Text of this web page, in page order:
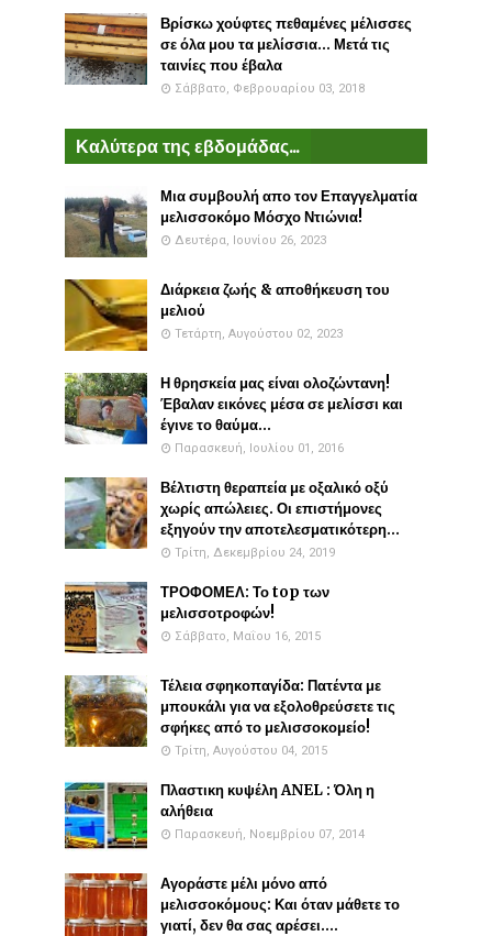
Βρίσκω χούφτες πεθαμένες μέλισσες
σε όλα μου τα μελίσσια... Μετά τις
ταινίες που έβαλα
Σάββατο, Φεβρουαρίου 03, 2018
Καλύτερα της εβδομάδας...
Μια συμβουλή απο τον Επαγγελματία
μελισσοκόμο Μόσχο Ντιώνια!
Δευτέρα, Ιουνίου 26, 2023
Διάρκεια ζωής & αποθήκευση του
μελιού
Τετάρτη, Αυγούστου 02, 2023
Η θρησκεία μας είναι ολοζώντανη!
Έβαλαν εικόνες μέσα σε μελίσσι και
έγινε το θαύμα...
Παρασκευή, Ιουλίου 01, 2016
Βέλτιστη θεραπεία με οξαλικό οξύ
χωρίς απώλειες. Οι επιστήμονες
εξηγούν την αποτελεσματικότερη...
Τρίτη, Δεκεμβρίου 24, 2019
ΤΡΟΦΟΜΕΛ: Το top των
μελισσοτροφών!
Σάββατο, Μαΐου 16, 2015
Τέλεια σφηκοπαγίδα: Πατέντα με
μπουκάλι για να εξολοθρεύσετε τις
σφήκες από το μελισσοκομείο!
Τρίτη, Αυγούστου 04, 2015
Πλαστικη κυψέλη ANEL : Όλη η
αλήθεια
Παρασκευή, Νοεμβρίου 07, 2014
Αγοράστε μέλι μόνο από
μελισσοκόμους: Και όταν μάθετε το
γιατί, δεν θα σας αρέσει....